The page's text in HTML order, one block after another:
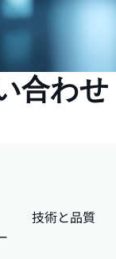
合わせ
技術と品質